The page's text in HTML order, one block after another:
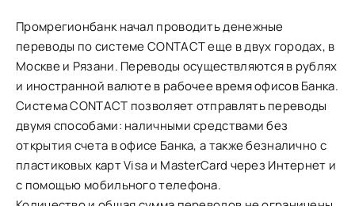
Промрегионбанк начал проводить денежные
переводы по системе CONTACT еще в двух городах, в
Москве и Рязани. Переводы осуществляются в рублях
и иностранной валюте в рабочее время офисов Банка.
Система CONTACT позволяет отправлять переводы
двумя способами: наличными средствами без
открытия счета в офисе Банка, а также безналично с
пластиковых карт Visa и MasterCard через Интернет и
с помощью мобильного телефона.